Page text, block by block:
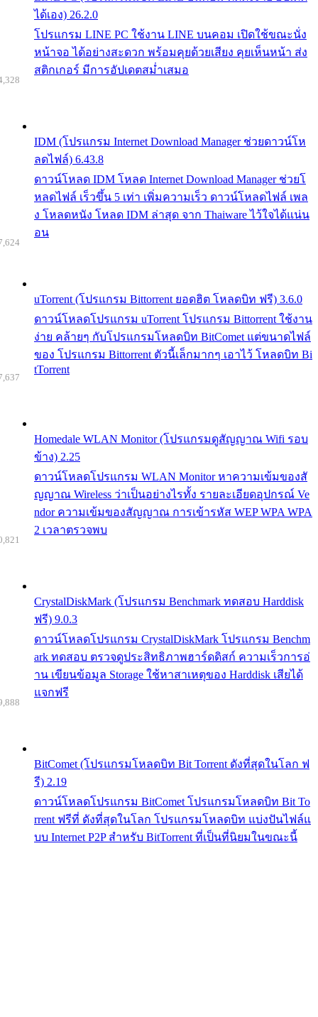
ได้เอง) 26.2.0
โปรแกรม LINE PC ใช้งาน LINE บนคอม เปิดใช้ขณะนั่ง
หน้าจอ ได้อย่างสะดวก พร้อมคุยด้วยเสียง คุยเห็นหน้า ส่ง
สติกเกอร์ มีการอัปเดตสม่ำเสมอ
IDM (โปรแกรม Internet Download Manager ช่วยดาวน์โห
ลดไฟล์) 6.43.8
ดาวน์โหลด IDM โหลด Internet Download Manager ช่วยโ
หลดไฟล์ เร็วขึ้น 5 เท่า เพิ่มความเร็ว ดาวน์โหลดไฟล์ เพล
ง โหลดหนัง โหลด IDM ล่าสุด จาก Thaiware ไว้ใจได้แน่น
อน
uTorrent (โปรแกรม Bittorrent ยอดฮิต โหลดบิท ฟรี) 3.6.0
ดาวน์โหลดโปรแกรม uTorrent โปรแกรม Bittorrent ใช้งาน
ง่าย คล้ายๆ กับโปรแกรมโหลดบิท BitComet แต่ขนาดไฟล์
ของ โปรแกรม Bittorrent ตัวนี้เล็กมากๆ เอาไว้ โหลดบิท Bi
tTorrent
Homedale WLAN Monitor (โปรแกรมดูสัญญาณ Wifi รอบ
ข้าง) 2.25
ดาวน์โหลดโปรแกรม WLAN Monitor หาความเข้มของสั
ญญาณ Wireless ว่าเป็นอย่างไรทั้ง รายละเอียดอุปกรณ์ Ve
ndor ความเข้มของสัญญาณ การเข้ารหัส WEP WPA WPA
2 เวลาตรวจพบ
CrystalDiskMark (โปรแกรม Benchmark ทดสอบ Harddisk
ฟรี) 9.0.3
ดาวน์โหลดโปรแกรม CrystalDiskMark โปรแกรม Benchm
ark ทดสอบ ตรวจดูประสิทธิภาพฮาร์ดดิสก์ ความเร็วการอ่
าน เขียนข้อมูล Storage ใช้หาสาเหตุของ Harddisk เสียได้
แจกฟรี
BitComet (โปรแกรมโหลดบิท Bit Torrent ดังที่สุดในโลก ฟ
รี) 2.19
ดาวน์โหลดโปรแกรม BitComet โปรแกรมโหลดบิท Bit To
rrent ฟรีที่ ดังที่สุดในโลก โปรแกรมโหลดบิท แบ่งปันไฟล์แ
บบ Internet P2P สำหรับ BitTorrent ที่เป็นที่นิยมในขณะนี้